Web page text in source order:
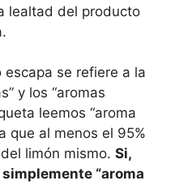
lealtad del producto
se refiere a la
y los “aromas
leemos “aroma
que al menos el 95%
limón mismo. Si,
“aroma